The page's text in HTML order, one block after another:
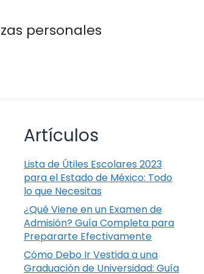
personales
Artículos
Lista de Útiles Escolares 2023
para el Estado de México: Todo
lo que Necesitas
¿Qué Viene en un Examen de
Admisión? Guía Completa para
Prepararte Efectivamente
Cómo Debo Ir Vestida a una
Graduación de Universidad: Guía